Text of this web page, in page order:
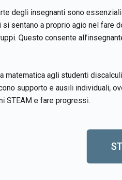
degli insegnanti sono
si sentano a proprio agio nel
Questo consente
matematica agli studenti
supporto e ausili individuali,
STEAM e fare progressi.